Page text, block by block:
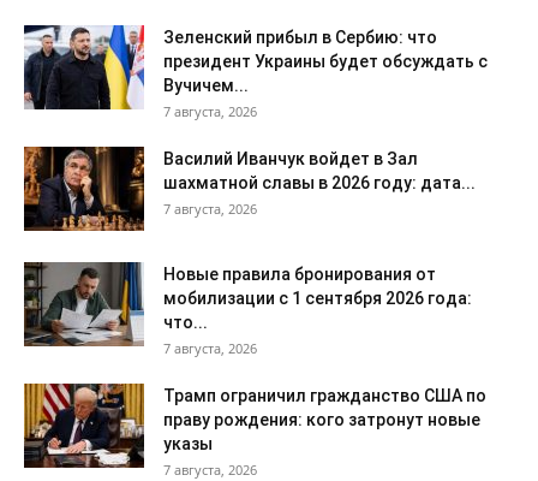
Зеленский прибыл в Сербию: что
президент Украины будет обсуждать с
Вучичем...
7 августа, 2026
Василий Иванчук войдет в Зал
шахматной славы в 2026 году: дата...
7 августа, 2026
Новые правила бронирования от
мобилизации с 1 сентября 2026 года:
что...
7 августа, 2026
Трамп ограничил гражданство США по
праву рождения: кого затронут новые
указы
7 августа, 2026